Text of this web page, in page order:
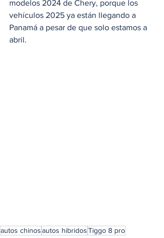
modelos 2024 de Chery, porque los
vehículos 2025 ya están llegando a
Panamá a pesar de que solo estamos a
abril.
autos chinosautos hibridosTiggo 8 pro